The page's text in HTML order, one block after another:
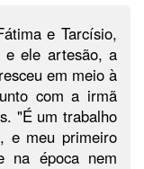
e Tarcísio,
e ele artesão, a
em meio à
com a irmã
"É um trabalho
e meu primeiro
na época nem